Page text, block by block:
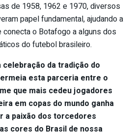
de 1958, 1962 e 1970, diversos
papel fundamental, ajudando a
conecta o Botafogo a alguns dos
do futebol brasileiro.
celebração da tradição do
esta parceria entre o
que mais cedeu jogadores
em copas do mundo ganha
a paixão dos torcedores
cores do Brasil de nossa